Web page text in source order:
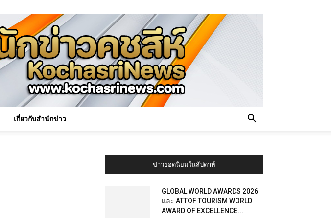
เกี่ยวกับสำนักข่าว
ข่าวยอดนิยมในสัปดาห์
GLOBAL WORLD AWARDS 2026
และ ATTOF TOURISM WORLD
AWARD OF EXCELLENCE...